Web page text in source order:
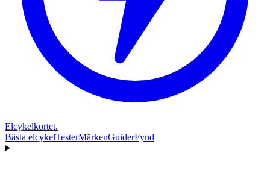
Elcykelkortet.
Bästa elcykelTesterMärkenGuiderFynd